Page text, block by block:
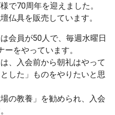
で70周年を迎えました。
仏具を販売しています。
会員が50人で、毎週水曜日
をやっています。
、入会前から朝礼はやって
した」ものをやりたいと思
の教養」を勧められ、入会